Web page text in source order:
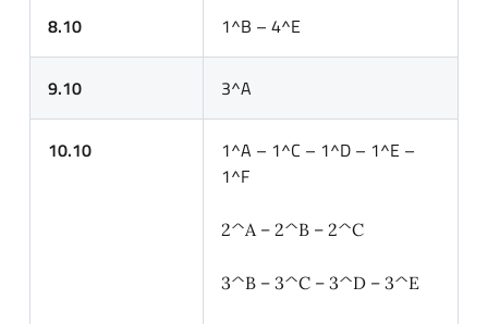
8.10 1^B – 4^E
9.10 3^A
10.10
1^A – 1^C – 1^D – 1^E –
1^F
2^A – 2^B – 2^C
3^B – 3^C – 3^D – 3^E